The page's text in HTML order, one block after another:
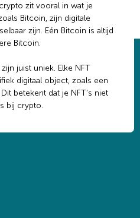
zit vooral in wat je
Bitcoin, zijn digitale
zijn. Eén Bitcoin is altijd
Bitcoin.
juist uniek. Elke NFT
digitaal object, zoals een
betekent dat je NFT’s niet
bij crypto.